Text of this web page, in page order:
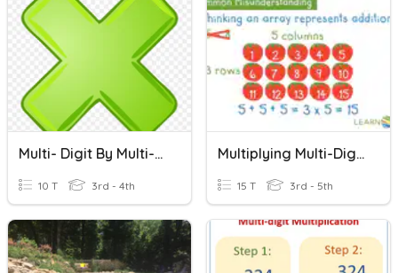
Multi- Digit By Multi-Digit Multiplication Standard Algorithm
10 T 3rd - 4th
Multiplying Multi-Digit Numbers
15 T 3rd - 5th